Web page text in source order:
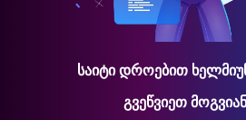
საიტი დროებით
გვეწვიეთ